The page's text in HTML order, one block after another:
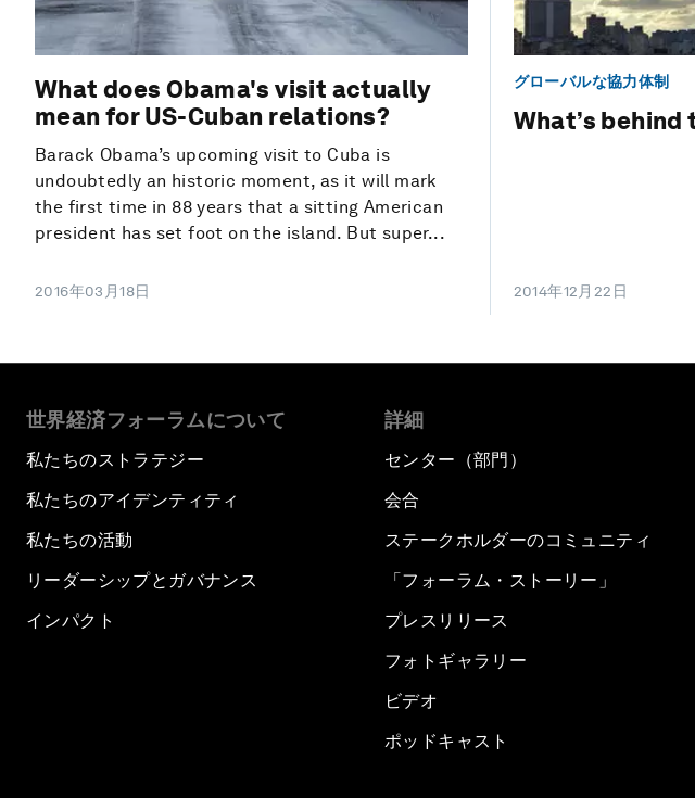
What does Obama's visit actually
mean for US-Cuban relations?
Barack Obama’s upcoming visit to Cuba is
undoubtedly an historic moment, as it will mark
the first time in 88 years that a sitting American
president has set foot on the island. But super...
2016年03月18日
グローバルな協力体制
What’s behind
2014年12月22日
世界経済フォーラムについて
私たちのストラテジー
私たちのアイデンティティ
私たちの活動
リーダーシップとガバナンス
インパクト
詳細
センター（部門）
会合
ステークホルダーのコミュニティ
「フォーラム・ストーリー」
プレスリリース
フォトギャラリー
ビデオ
ポッドキャスト